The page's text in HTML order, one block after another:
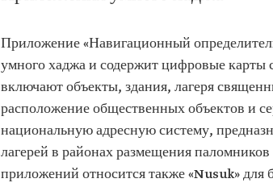
Приложение «Навигационный
умного хаджа и содержит цифровые
включают объекты, здания, лагеря
расположение общественных объектов и
национальную адресную систему,
лагерей в районах размещения
приложений относится также «Nusuk»